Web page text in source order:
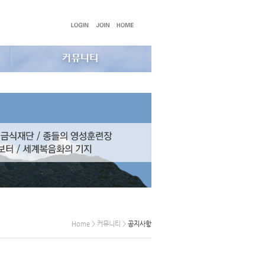
Home > 커뮤니티 > 공지사항